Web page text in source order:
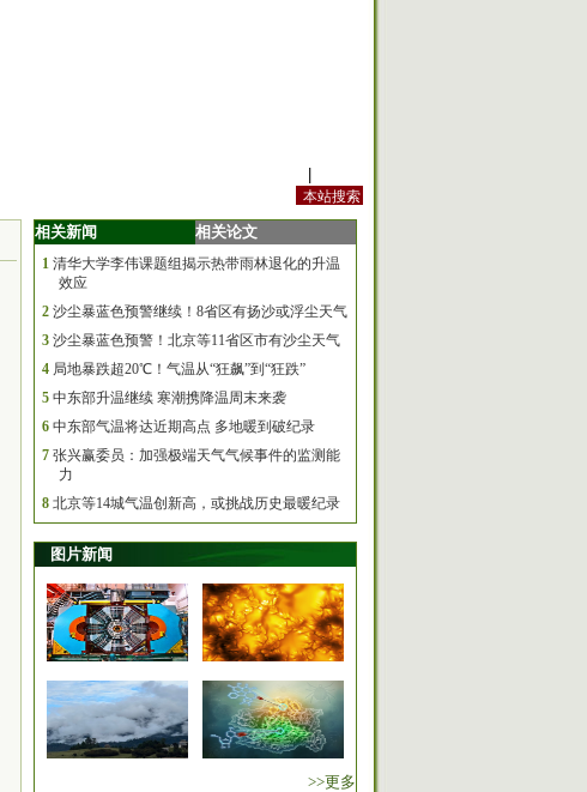
相关新闻 相关论文
1 清华大学李伟课题组揭示热带雨林退化的升温
效应
2 沙尘暴蓝色预警继续！8省区有扬沙或浮尘天气
3 沙尘暴蓝色预警！北京等11省区市有沙尘天气
4 局地暴跌超20℃！气温从“狂飙”到“狂跌”
5 中东部升温继续 寒潮携降温周末来袭
6 中东部气温将达近期高点 多地暖到破纪录
7 张兴赢委员：加强极端天气气候事件的监测能
力
8 北京等14城气温创新高，或挑战历史最暖纪录
图片新闻
>>更多